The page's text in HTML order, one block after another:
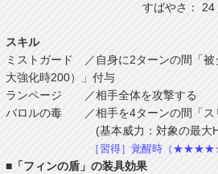
すばやさ ： 24
スキル
ミストガード ／自身に2ターンの間「被
大強化時200）」付与
ランページ ／相手全体を攻撃する
バロルの毒 ／相手を4ターンの間「ス
(基本威力：対象の最大HPの2
［習得］覚醒時（
■「フィンの盾」の装具効果